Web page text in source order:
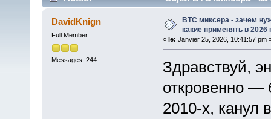
(Lu 97 fois)
DavidKnign
Full Member
Messages: 244
BTC миксера - зачем
какие применять в 2026
« le: Janvier 25, 2026, 10:41:57 pm
Здравствуй,
откровенно —
2010-х, канул